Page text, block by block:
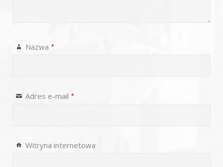
Nazwa *
Adres e-mail *
Witryna internetowa